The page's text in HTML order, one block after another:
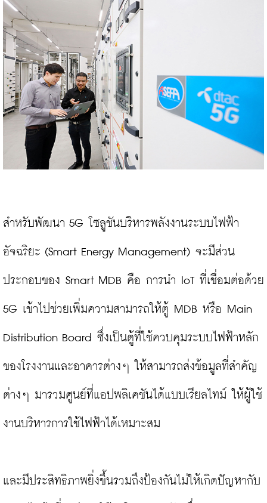
สำหรับพัฒนา 5G โซลูชันบริหารพลังงานระบบไฟฟ้า
อัจฉริยะ (Smart Energy Management) จะมีส่วน
ประกอบของ Smart MDB คือ การนำ IoT ที่เชื่อมต่อด้วย
5G เข้าไปช่วยเพิ่มความสามารถให้ตู้ MDB หรือ Main
Distribution Board ซึ่งเป็นตู้ที่ใช้ควบคุมระบบไฟฟ้าหลัก
ของโรงงานและอาคารต่างๆ ให้สามารถส่งข้อมูลที่สำคัญ
ต่างๆ มารวมศูนย์ที่แอปพลิเคชันได้แบบเรียลไทม์ ให้ผู้ใช้
งานบริหารการใช้ไฟฟ้าได้เหมาะสม
และมีประสิทธิภาพยิ่งขึ้นรวมถึงป้องกันไม่ให้เกิดปัญหากับ